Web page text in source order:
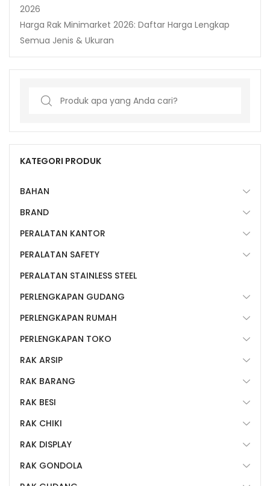
2026
Harga Rak Minimarket 2026: Daftar Harga Lengkap
Semua Jenis & Ukuran
Search
KATEGORI PRODUK
BAHAN
BRAND
PERALATAN KANTOR
PERALATAN SAFETY
PERALATAN STAINLESS STEEL
PERLENGKAPAN GUDANG
PERLENGKAPAN RUMAH
PERLENGKAPAN TOKO
RAK ARSIP
RAK BARANG
RAK BESI
RAK CHIKI
RAK DISPLAY
RAK GONDOLA